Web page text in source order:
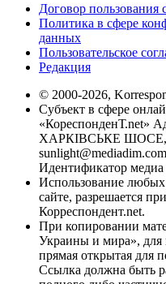
Договор пользования
Политика в сфере
данных
Пользовательское
Редакция
© 2000-2026,
Субъект в сфере
«КореспонденТ.net»
ХАРКІВСЬКЕ ШОСЕ,
Идентификатор
Использование
сайте, разрешается
Корреспондент.net.
При копировании
Украины и мира», для
прямая открытая для
Ссылка должна быть